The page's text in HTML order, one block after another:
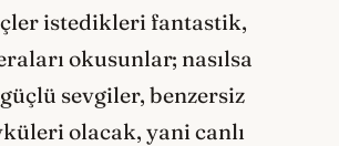
istedikleri fantastik,
okusunlar; nasılsa
sevgiler, benzersiz
olacak, yani canlı